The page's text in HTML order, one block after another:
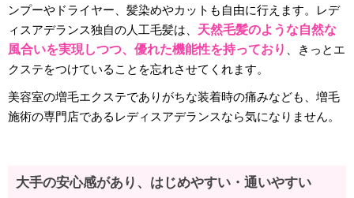
ンプーやドライヤー、髪染めやカットも自由に行えます。レデ
ィスアデランス独自の人工毛髪は、 天然毛髪のような自然な
風合いを実現しつつ、優れた機能性を持っており
、きっとエ
クステをつけていることを忘れさせてくれます。
美容室の増毛エクステでありがちな装着時の痛みなども、増毛
施術の専門店であるレディスアデランスなら気になりません。
大手の安心感があり、はじめやすい・通いやすい